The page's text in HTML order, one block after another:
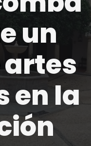
un
en la